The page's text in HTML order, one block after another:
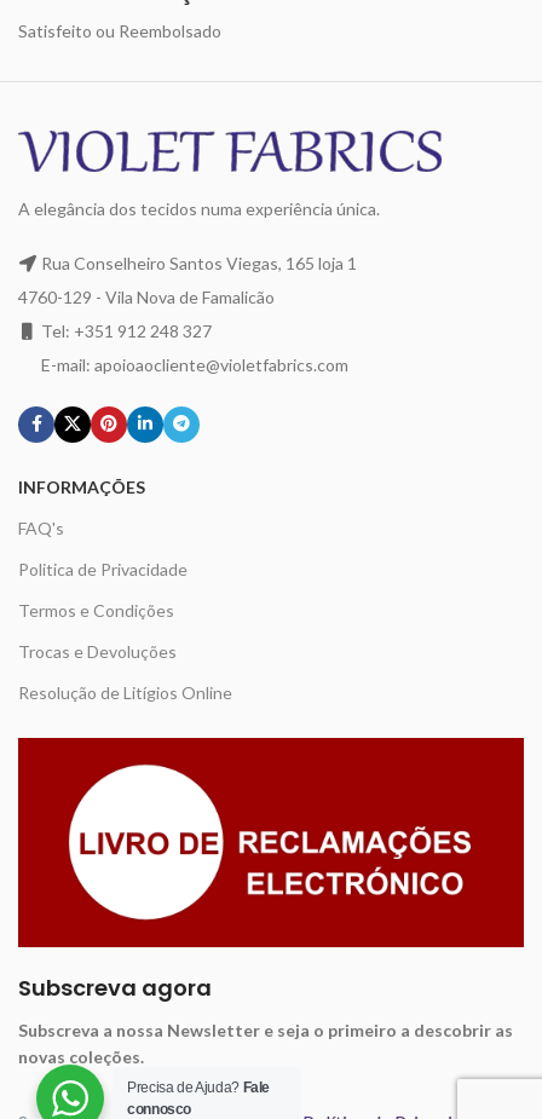
Satisfeito ou Reembolsado
A elegância dos tecidos numa experiência única.
Rua Conselheiro Santos Viegas, 165 loja 1
4760-129 - Vila Nova de Famalicão
Tel: +351 912 248 327
E-mail: apoioaocliente@violetfabrics.com
INFORMAÇÕES
FAQ's
Politica de Privacidade
Termos e Condições
Trocas e Devoluções
Resolução de Litígios Online
Subscreva agora
Subscreva a nossa Newsletter e seja o primeiro a descobrir as
novas coleções.
Precisa de Ajuda? Fale
connosco